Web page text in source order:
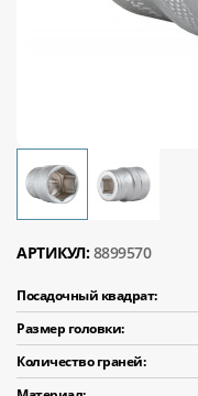
АРТИКУЛ: 8899570
Посадочный квадрат:
Размер головки:
Количество граней: